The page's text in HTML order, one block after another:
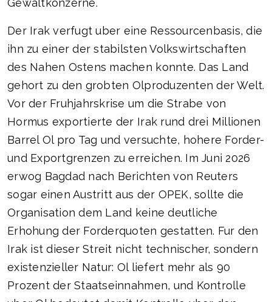
Gewaltkonzerne.
Der Irak verfugt uber eine Ressourcenbasis, die
ihn zu einer der stabilsten Volkswirtschaften
des Nahen Ostens machen konnte. Das Land
gehort zu den grobten Olproduzenten der Welt.
Vor der Fruhjahrskrise um die Strabe von
Hormus exportierte der Irak rund drei Millionen
Barrel Ol pro Tag und versuchte, hohere Forder-
und Exportgrenzen zu erreichen. Im Juni 2026
erwog Bagdad nach Berichten von Reuters
sogar einen Austritt aus der OPEK, sollte die
Organisation dem Land keine deutliche
Erhohung der Forderquoten gestatten. Fur den
Irak ist dieser Streit nicht technischer, sondern
existenzieller Natur: Ol liefert mehr als 90
Prozent der Staatseinnahmen, und Kontrolle